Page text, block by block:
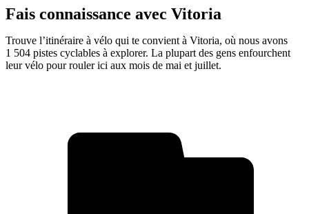
Fais connaissance avec Vitoria
Trouve l’itinéraire à vélo qui te convient à Vitoria, où nous avons
1 504 pistes cyclables à explorer. La plupart des gens enfourchent
leur vélo pour rouler ici aux mois de mai et juillet.